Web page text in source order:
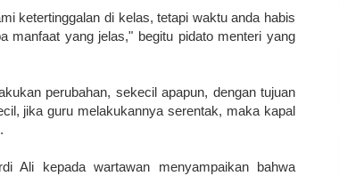
ketertinggalan di kelas, tetapi waktu anda habis
manfaat yang jelas," begitu pidato menteri yang
perubahan, sekecil apapun, dengan tujuan
jika guru melakukannya serentak, maka kapal
Ali kepada wartawan menyampaikan bahwa